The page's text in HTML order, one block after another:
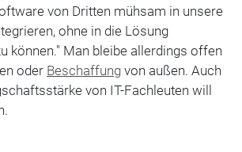
von Dritten mühsam in unsere
ohne in die Lösung
können." Man bleibe allerdings offen
oder Beschaffungvon außen. Auch
von IT-Fachleuten will